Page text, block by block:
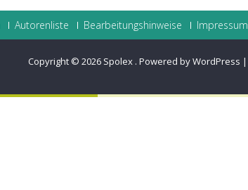
Autorenliste Bearbeitungshinweise Impressum
Copyright © 2026 Spolex . Powered by WordPress |